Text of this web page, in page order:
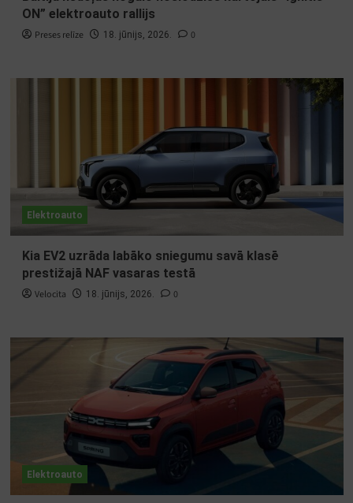
ON” elektroauto rallijs
Preses relīze 18. jūnijs, 2026. 0
Elektroauto
Kia EV2 uzrāda labāko sniegumu savā klasē
prestižajā NAF vasaras testā
Velocita 18. jūnijs, 2026. 0
Elektroauto